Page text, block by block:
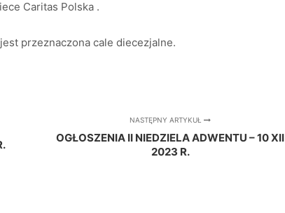
Caritas Polska .
przeznaczona cale diecezjalne.
NASTĘPNY ARTYKUŁ
OGŁOSZENIA II NIEDZIELA ADWENTU – 10 XII
2023 R.